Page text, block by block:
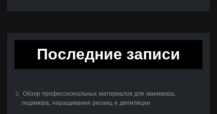
Последние записи
Обзор профессиональных материалов для маникюра,
педикюра, наращивания ресниц и депиляции